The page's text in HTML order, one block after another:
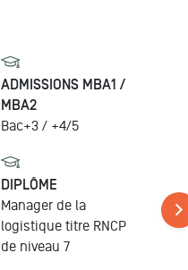
ADMISSIONS MBA1 /
MBA2
Bac+3 / +4/5
DIPLÔME
Manager de la
logistique titre RNCP
de niveau 7